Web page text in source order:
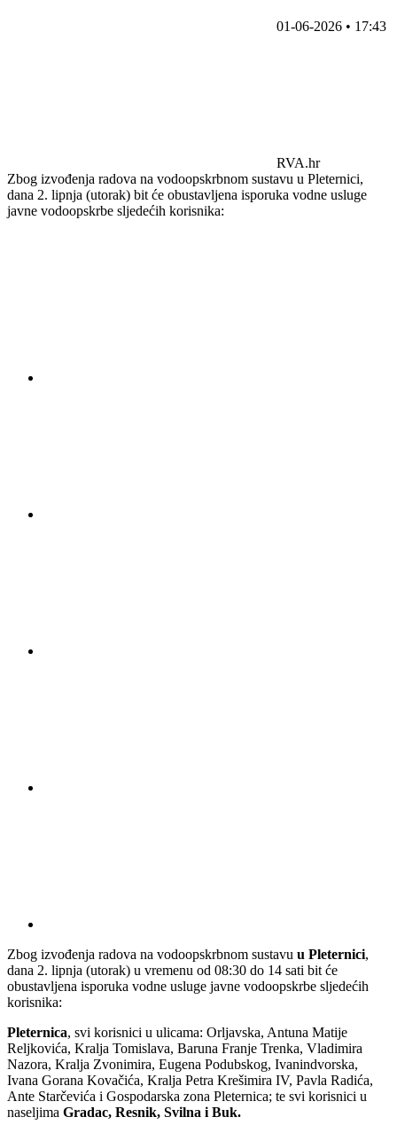
01-06-2026 • 17:43
RVA.hr
Zbog izvođenja radova na vodoopskrbnom sustavu u Pleternici,
dana 2. lipnja (utorak) bit će obustavljena isporuka vodne usluge
javne vodoopskrbe sljedećih korisnika:
Zbog izvođenja radova na vodoopskrbnom sustavu u Pleternici,
dana 2. lipnja (utorak) u vremenu od 08:30 do 14 sati bit će
obustavljena isporuka vodne usluge javne vodoopskrbe sljedećih
korisnika:
Pleternica, svi korisnici u ulicama: Orljavska, Antuna Matije
Reljkovića, Kralja Tomislava, Baruna Franje Trenka, Vladimira
Nazora, Kralja Zvonimira, Eugena Podubskog, Ivanindvorska,
Ivana Gorana Kovačića, Kralja Petra Krešimira IV, Pavla Radića,
Ante Starčevića i Gospodarska zona Pleternica; te svi korisnici u
naseljima Gradac, Resnik, Svilna i Buk.